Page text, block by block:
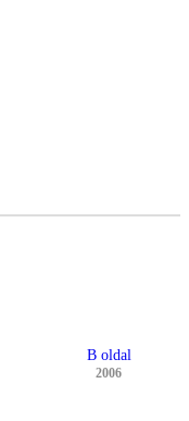
B oldal
2006